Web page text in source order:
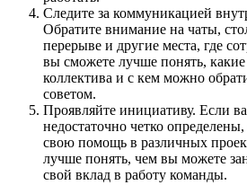
Следите за коммуникацией
Обратите внимание на чаты,
перерыве и другие места, где
вы сможете лучше понять,
коллектива и с кем можно
советом.
Проявляйте инициативу. Если
недостаточно четко
свою помощь в различных
лучше понять, чем вы можете
свой вклад в работу команды.